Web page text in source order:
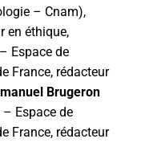
– Cnam),
en éthique,
Espace de
France, rédacteur
Brugeron
Espace de
France, rédacteur